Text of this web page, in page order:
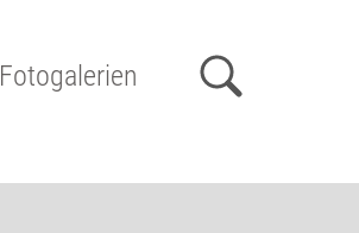
Fotogalerien